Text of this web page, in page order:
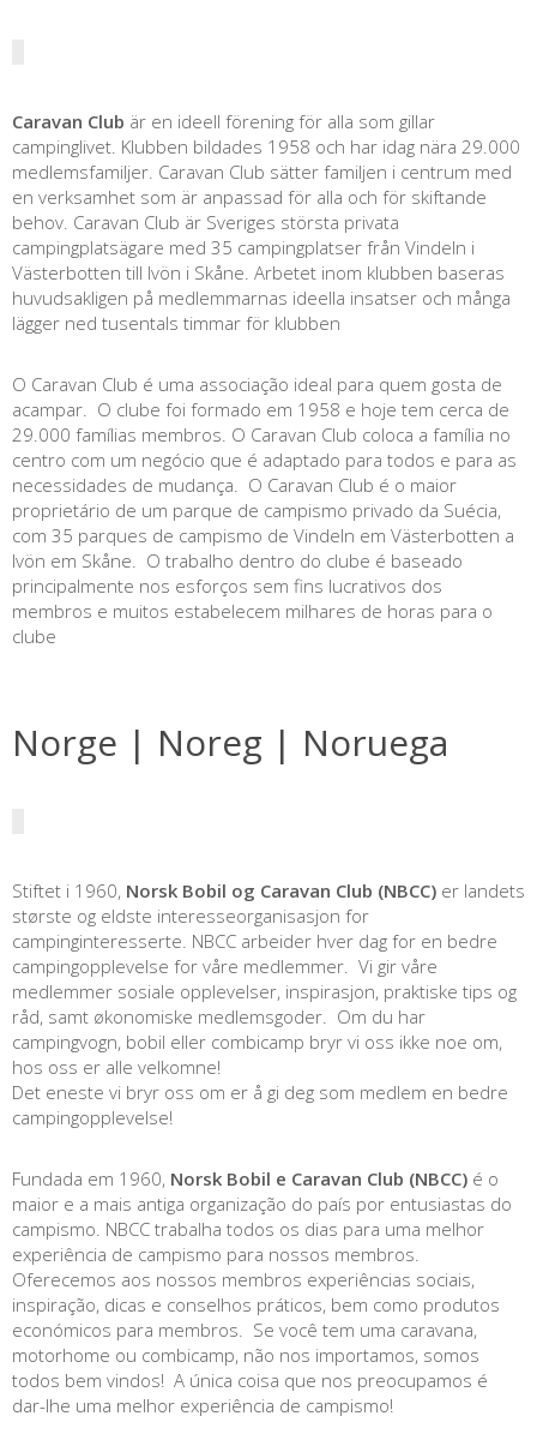
Caravan Club är en ideell förening för alla som gillar
campinglivet. Klubben bildades 1958 och har idag nära 29.000
medlemsfamiljer. Caravan Club sätter familjen i centrum med
en verksamhet som är anpassad för alla och för skiftande
behov. Caravan Club är Sveriges största privata
campingplatsägare med 35 campingplatser från Vindeln i
Västerbotten till Ivön i Skåne. Arbetet inom klubben baseras
huvudsakligen på medlemmarnas ideella insatser och många
lägger ned tusentals timmar för klubben
O Caravan Club é uma associação ideal para quem gosta de
acampar. O clube foi formado em 1958 e hoje tem cerca de
29.000 famílias membros. O Caravan Club coloca a família no
centro com um negócio que é adaptado para todos e para as
necessidades de mudança. O Caravan Club é o maior
proprietário de um parque de campismo privado da Suécia,
com 35 parques de campismo de Vindeln em Västerbotten a
Ivön em Skåne. O trabalho dentro do clube é baseado
principalmente nos esforços sem fins lucrativos dos
membros e muitos estabelecem milhares de horas para o
clube
Norge | Noreg | Noruega
Stiftet i 1960, Norsk Bobil og Caravan Club (NBCC) er landets
største og eldste interesseorganisasjon for
campinginteresserte. NBCC arbeider hver dag for en bedre
campingopplevelse for våre medlemmer. Vi gir våre
medlemmer sosiale opplevelser, inspirasjon, praktiske tips og
råd, samt økonomiske medlemsgoder. Om du har
campingvogn, bobil eller combicamp bryr vi oss ikke noe om,
hos oss er alle velkomne!
Det eneste vi bryr oss om er å gi deg som medlem en bedre
campingopplevelse!
Fundada em 1960, Norsk Bobil e Caravan Club (NBCC) é o
maior e a mais antiga organização do país por entusiastas do
campismo. NBCC trabalha todos os dias para uma melhor
experiência de campismo para nossos membros.
Oferecemos aos nossos membros experiências sociais,
inspiração, dicas e conselhos práticos, bem como produtos
económicos para membros. Se você tem uma caravana,
motorhome ou combicamp, não nos importamos, somos
todos bem vindos! A única coisa que nos preocupamos é
dar-lhe uma melhor experiência de campismo!